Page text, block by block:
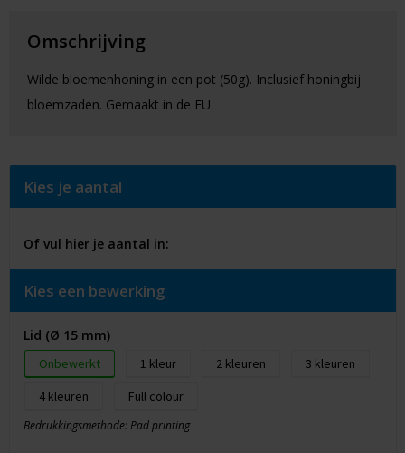
Omschrijving
Wilde bloemenhoning in een pot (50g). Inclusief honingbij
bloemzaden. Gemaakt in de EU.
Kies je aantal
Of vul hier je aantal in:
Kies een bewerking
Lid (Ø 15 mm)
Onbewerkt 1 2
3
4
Full colour
Bedrukkingsmethode: Pad printing